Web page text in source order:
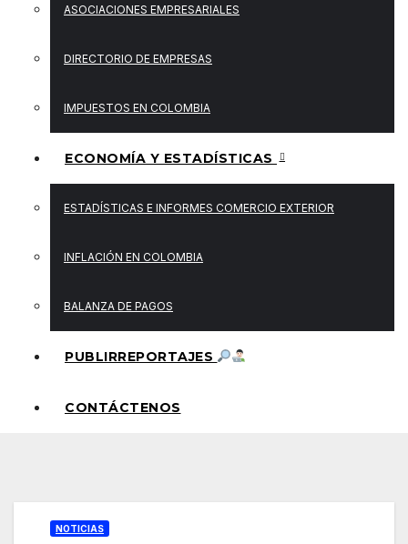
ASOCIACIONES EMPRESARIALES
DIRECTORIO DE EMPRESAS
IMPUESTOS EN COLOMBIA
ECONOMÍA Y ESTADÍSTICAS
ESTADÍSTICAS E INFORMES COMERCIO EXTERIOR
INFLACIÓN EN COLOMBIA
BALANZA DE PAGOS
PUBLIRREPORTAJES
CONTÁCTENOS
NOTICIAS